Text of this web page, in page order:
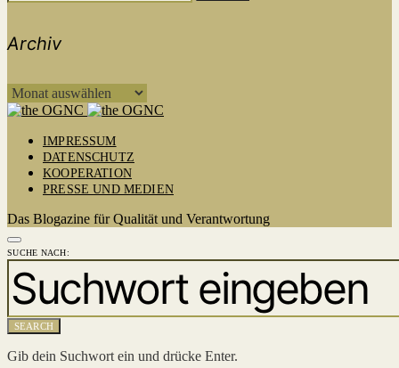
Archiv
ARCHIV
IMPRESSUM
DATENSCHUTZ
KOOPERATION
PRESSE UND MEDIEN
Das Blogazine für Qualität und Verantwortung
SUCHE NACH:
SEARCH
Gib dein Suchwort ein und drücke Enter.